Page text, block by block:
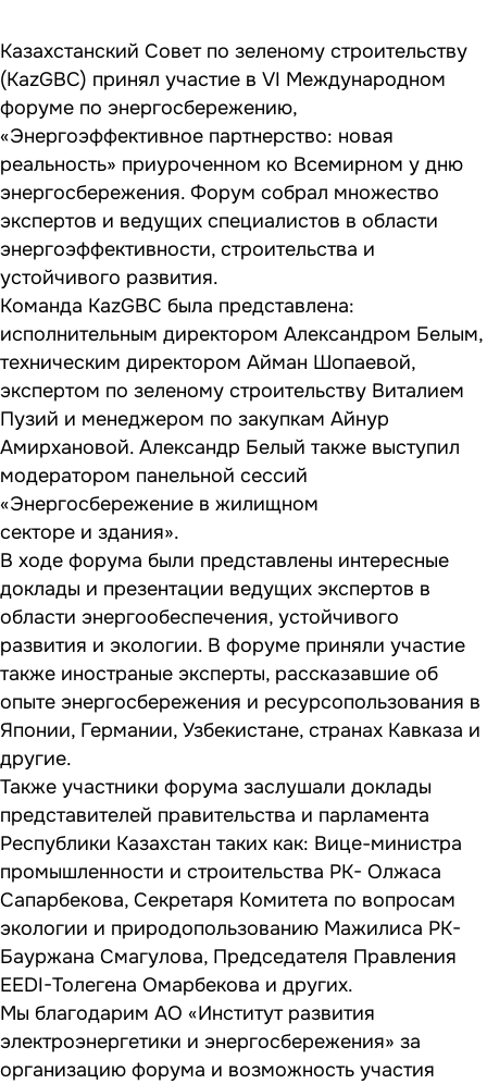
Казахстанский Совет по зеленому строительству
(KazGBC) принял участие в VI Международном
форуме по энергосбережению,
«Энергоэффективное партнерство: новая
реальность» приуроченном ко Всемирном у дню
энергосбережения. Форум собрал множество
экспертов и ведущих специалистов в области
энергоэффективности, строительства и
устойчивого развития.
Команда KazGBC была представлена:
исполнительным директором Александром Белым,
техническим директором Айман Шопаевой,
экспертом по зеленому строительству Виталием
Пузий и менеджером по закупкам Айнур
Амирхановой. Александр Белый также выступил
модератором панельной сессий
«Энергосбережение в жилищном
секторе и здания».
В ходе форума были представлены интересные
доклады и презентации ведущих экспертов в
области энергообеспечения, устойчивого
развития и экологии. В форуме приняли участие
также иностраные эксперты, рассказавшие об
опыте энергосбережения и ресурсопользования в
Японии, Германии, Узбекистане, странах Кавказа и
другие.
Также участники форума заслушали доклады
представителей правительства и парламента
Республики Казахстан таких как: Вице-министра
промышленности и строительства РК- Олжаса
Сапарбекова, Секретаря Комитета по вопросам
экологии и природопользованию Мажилиса РК-
Бауржана Смагулова, Председателя Правления
EEDI-Толегена Омарбекова и других.
Мы благодарим АО «Институт развития
электроэнергетики и энергосбережения» за
организацию форума и возможность участия